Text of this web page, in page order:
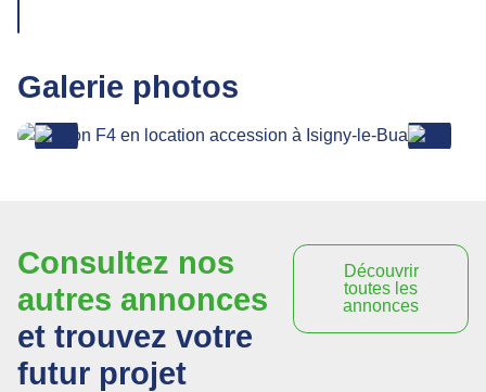
Galerie photos
Consultez nos
autres annonces
et trouvez votre
futur projet
Découvrir
toutes les
annonces